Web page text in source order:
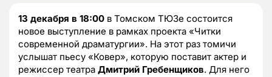
13 декабря в 18:00 в Томском ТЮЗе состоится
новое выступление в рамках проекта «Читки
современной драматургии». На этот раз томичи
услышат пьесу «Ковер», которую поставит актер и
режиссер театра Дмитрий Гребенщиков. Для него